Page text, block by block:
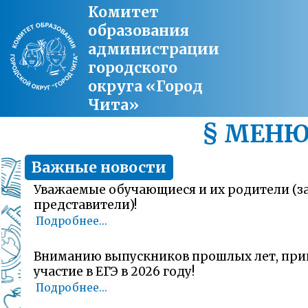
Комитет
образования
администрации
городского
округа «Город
Чита»
§
Важные новости
Уважаемые обучающиеся и их родители
представители)!
Подробнее...
Вниманию выпускников прошлых лет,
участие в ЕГЭ в 2026 году!
Подробнее...